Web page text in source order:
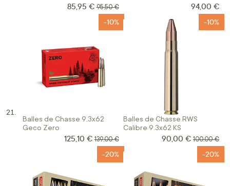
Prix Spécial
85,95 € Prix normal
95,50 € 94,00 €
Balles de Chasse 9,3x62
Geco Zero
-10%
Prix Spécial
125,10 € Prix normal
139,00 €
Balles de Chasse RWS
Calibre 9.3x62 KS
-10%
Prix Spécial
90,00 € Prix normal
100,00 €
-20% -20%